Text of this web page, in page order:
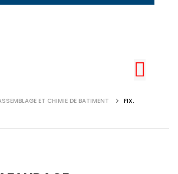
ET CHIMIE DE BATIMENT
FIX.